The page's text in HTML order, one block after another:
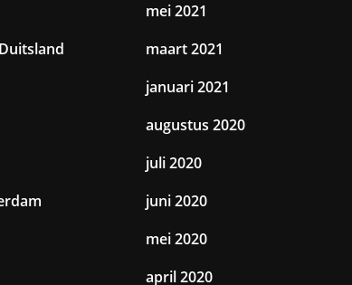
mei 2021
maart 2021
januari 2021
augustus 2020
juli 2020
juni 2020
mei 2020
april 2020